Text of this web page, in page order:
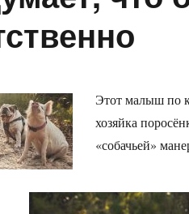
Этот малыш по
хозяйка
«собачьей»